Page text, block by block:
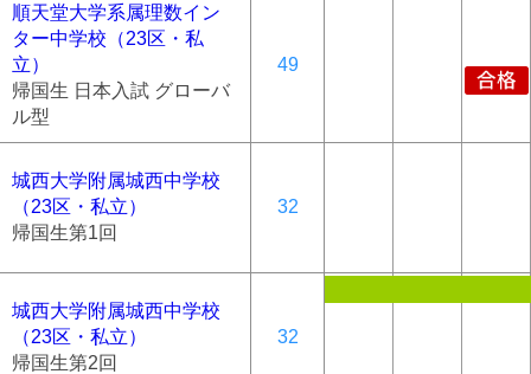
順天堂大学系属理数イン
ター中学校（23区・私
立）
帰国生 日本入試 グローバ
ル型
49
城西大学附属城西中学校
（23区・私立）
帰国生第1回
32
城西大学附属城西中学校
（23区・私立）
帰国生第2回
32